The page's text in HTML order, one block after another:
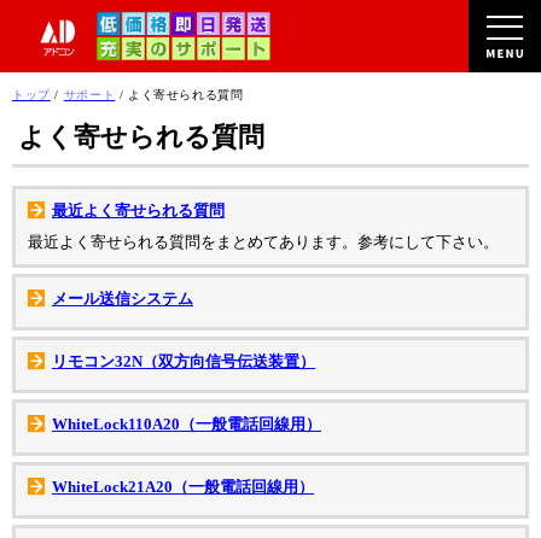
このページの本文へ
現
トップ/ サポート / よく寄せられる質問
よく寄せられる質問
最近よく寄せられる質問
最近よく寄せられる質問をまとめてあります。参考にして下さい。
メール送信システム
リモコン32N（双方向信号伝送装置）
WhiteLock110A20（一般電話回線用）
WhiteLock21A20（一般電話回線用）